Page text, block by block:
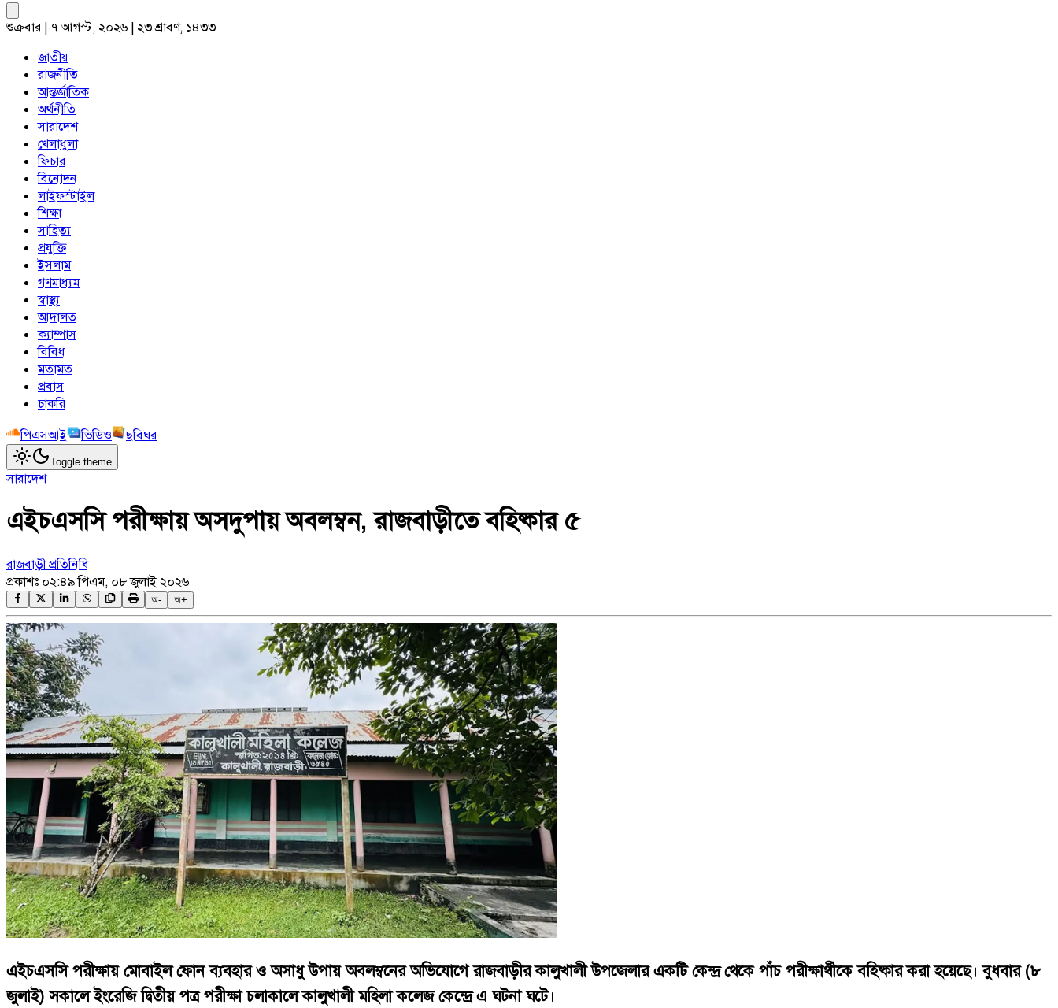
শুক্রবার | ৭ আগস্ট, ২০২৬ | ২৩ শ্রাবণ, ১৪৩৩
জাতীয়
রাজনীতি
আন্তর্জাতিক
অর্থনীতি
সারাদেশ
খেলাধুলা
ফিচার
বিনোদন
লাইফস্টাইল
শিক্ষা
সাহিত্য
প্রযুক্তি
ইসলাম
গণমাধ্যম
স্বাস্থ্য
আদালত
ক্যাম্পাস
বিবিধ
মতামত
প্রবাস
চাকরি
পিএসআই
ভিডিও ছবিঘর
Toggle theme
সারাদেশ
এইচএসসি পরীক্ষায় অসদুপায় অবলম্বন, রাজবাড়ীতে বহিষ্কার ৫
রাজবাড়ী প্রতিনিধি
প্রকাশঃ ০২:৪৯ পিএম, ০৮ জুলাই ২০২৬
অ- অ+
এইচএসসি পরীক্ষায় মোবাইল ফোন ব্যবহার ও অসাধু উপায় অবলম্বনের অভিযোগে রাজবাড়ীর কালুখালী উপজেলার একটি কেন্দ্র থেকে পাঁচ পরীক্ষার্থীকে বহিষ্কার করা হয়েছে। বুধবার (৮
জুলাই) সকালে ইংরেজি দ্বিতীয় পত্র পরীক্ষা চলাকালে কালুখালী মহিলা কলেজ কেন্দ্রে এ ঘটনা ঘটে।